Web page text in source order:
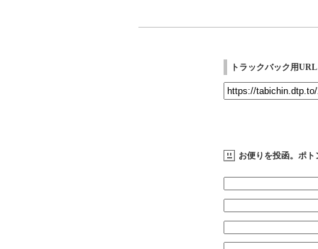
トラックバック用URL
お便りを投函。ポト